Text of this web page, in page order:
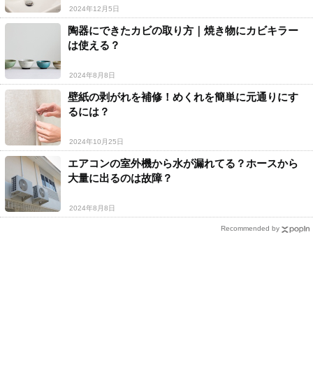
2024年12月5日
陶器にできたカビの取り方｜焼き物にカビキラー
は使える？
2024年8月8日
壁紙の剥がれを補修！めくれを簡単に元通りにす
るには？
2024年10月25日
エアコンの室外機から水が漏れてる？ホースから
大量に出るのは故障？
2024年8月8日
Recommended by